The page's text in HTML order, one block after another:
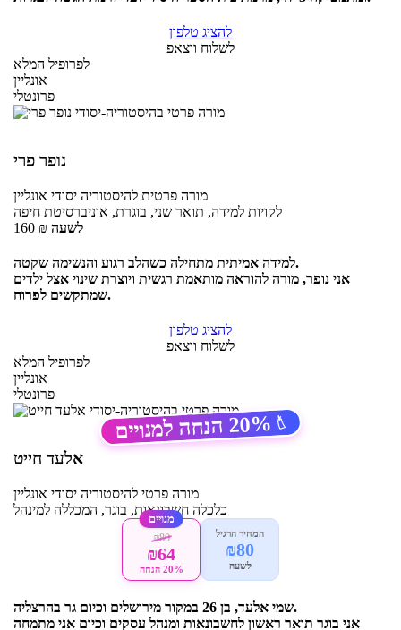
להציג טלפון
לשלוח ווצאפ
לפרופיל המלא
אונליין
פרונטלי
נופר פרי
מורה פרטית להיסטוריה יסודי אונליין
לקויות למידה, תואר שני, בוגרת, אוניברסיטת חיפה
160 ₪ לשעה
למידה אמיתית מתחילה כשהלב רגוע והנשימה שקטה.
אני נופר, מורה להוראה מותאמת רגשית ויוצרת שינוי אצל ילדים
שמתקשים לפרוח.
להציג טלפון
לשלוח ווצאפ
לפרופיל המלא
אונליין
פרונטלי
🏷️
20%
הנחה למנויים
אלעד חייט
מורה פרטי להיסטוריה יסודי אונליין
כלכלה חשבונאות, בוגר, המכללה למינהל
המחיר הרגיל
₪80
לשעה
מנויים
₪80
₪64
20% הנחה
שמי אלעד, בן 26 במקור מירושלים וכיום גר בהרצליה.
אני בוגר תואר ראשון לחשבונאות ומנהל עסקים וכיום אני מתמחה